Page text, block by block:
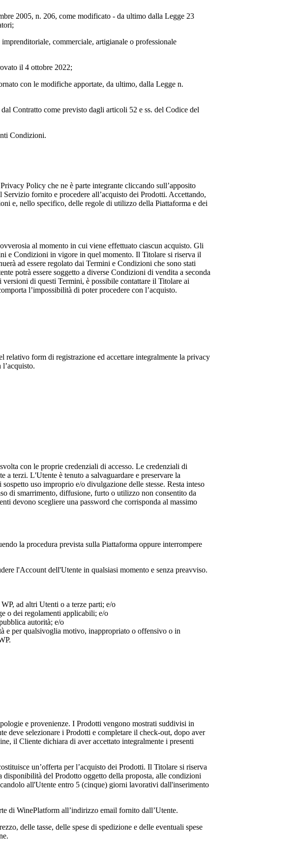
2005, n. 206, come modificato - da ultimo dalla Legge 23
commerciale, artigianale o professionale
il 4 ottobre 2022;
con le modifiche apportate, da ultimo, dalla Legge n.
Contratto come previsto dagli articoli 52 e ss. del Codice del
Condizioni.
Policy che ne è parte integrante cliccando sull’apposito
fornito e procedere all’acquisto dei Prodotti. Accettando,
e, nello specifico, delle regole di utilizzo della Piattaforma e dei
al momento in cui viene effettuato ciascun acquisto. Gli
e Condizioni in vigore in quel momento. Il Titolare si riserva il
ad essere regolato dai Termini e Condizioni che sono stati
potrà essere soggetto a diverse Condizioni di vendita a seconda
versioni di questi Termini, è possibile contattare il Titolare ai
l’impossibilità di poter procedere con l’acquisto.
form di registrazione ed accettare integralmente la privacy
con le proprie credenziali di accesso. Le credenziali di
a terzi. L'Utente è tenuto a salvaguardare e preservare la
uso improprio e/o divulgazione delle stesse. Resta inteso
di smarrimento, diffusione, furto o utilizzo non consentito da
devono scegliere una password che corrisponda al massimo
la procedura prevista sulla Piattaforma oppure interrompere
l'Account dell'Utente in qualsiasi momento e senza preavviso.
WP, ad altri Utenti o a terze parti; e/o
o dei regolamenti applicabili; e/o
autorità; e/o
e per qualsivoglia motivo, inappropriato o offensivo o in
e provenienze. I Prodotti vengono mostrati suddivisi in
deve selezionare i Prodotti e completare il check-out, dopo aver
il Cliente dichiara di aver accettato integralmente i presenti
un’offerta per l’acquisto dei Prodotti. Il Titolare si riserva
del Prodotto oggetto della proposta, alle condizioni
all'Utente entro 5 (cinque) giorni lavorativi dall'inserimento
di WinePlatform all’indirizzo email fornito dall’Utente.
delle tasse, delle spese di spedizione e delle eventuali spese